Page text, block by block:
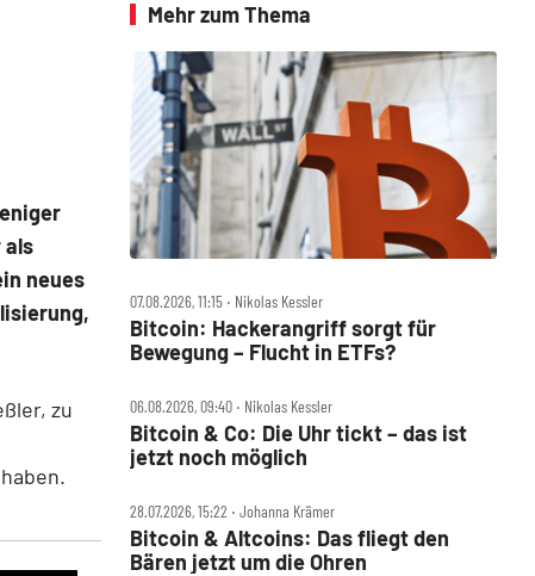
als
neues
zu
Mehr zum Thema
07.08.2026, 11:15 ‧ Nikolas Kessler
Bitcoin: Hackerangriff sorgt für
Bewegung – Flucht in ETFs?
06.08.2026, 09:40 ‧ Nikolas Kessler
Bitcoin & Co: Die Uhr tickt – das ist
jetzt noch möglich
28.07.2026, 15:22 ‧ Johanna Krämer
Bitcoin & Altcoins: Das fliegt den
Bären jetzt um die Ohren